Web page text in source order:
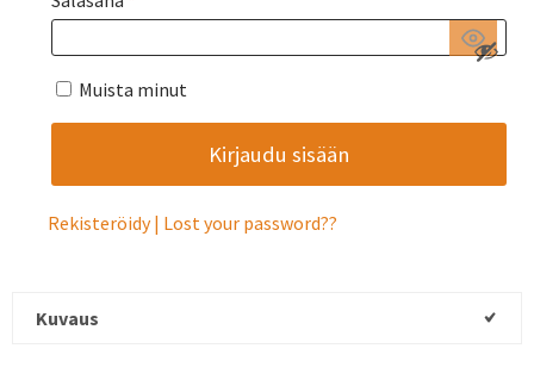
Muista minut
Rekisteröidy Lost your password?
Kuvaus